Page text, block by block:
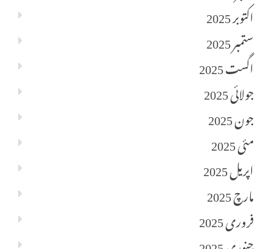
اکتوبر 2025
ستمبر 2025
اگست 2025
جولائی 2025
جون 2025
مئی 2025
اپریل 2025
مارچ 2025
فروری 2025